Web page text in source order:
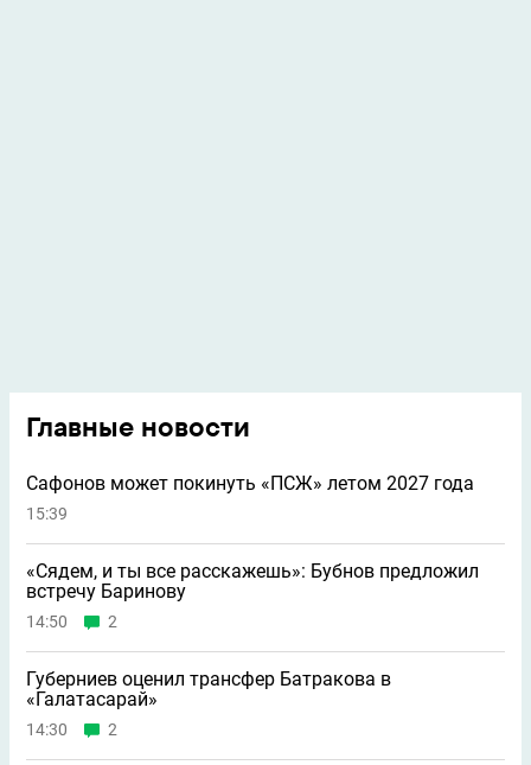
Главные новости
Сафонов может покинуть «ПСЖ» летом 2027 года
15:39
«Сядем, и ты все расскажешь»: Бубнов предложил
встречу Баринову
14:50 2
Губерниев оценил трансфер Батракова в
«Галатасарай»
14:30 2